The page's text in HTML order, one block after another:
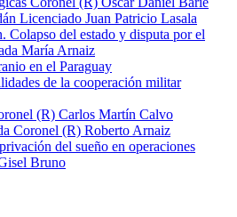
Licenciado Juan Patricio Lasala
Colapso del estado y disputa por el
María Arnaiz
en el Paraguay
de la cooperación militar
(R) Carlos Martín Calvo
Coronel (R) Roberto Arnaiz
del sueño en operaciones
Bruno